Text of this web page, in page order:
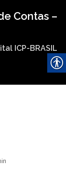
Contas –
ICP-BRASIL